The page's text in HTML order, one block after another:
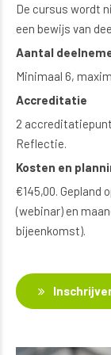
De cursus wordt
een bewijs van
Aantal
Minimaal 6,
Accreditatie
2
Reflectie.
Kosten en
€145,00. Gepland
(webinar) en
bijeenkomst).